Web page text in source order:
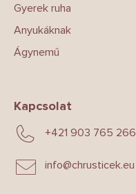
Gyerek ruha
Anyukáknak
Ágynemű
Kapcsolat
info@chrusticek.eu
+421 903 765 266